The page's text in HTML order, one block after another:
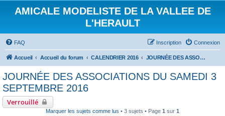
AMICALE MODELISTE DE LA VALLEE DE
L'HERAULT
FAQ Connexion
Inscription
Accueil Accueil du forum CALENDRIER 2016 JOURNÉE DES ASSOCIATIONS DU SAMEDI 3 SEPTEMBRE 2016
JOURNÉE DES ASSOCIATIONS DU SAMEDI 3
SEPTEMBRE 2016
Verrouillé
Marquer les sujets comme lus • 3 sujets • Page 1 sur 1